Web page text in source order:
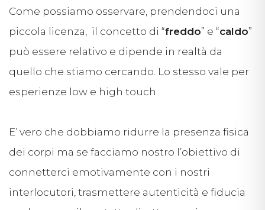
Come possiamo osservare, prendendoci una
piccola licenza, il concetto di “freddo” e “caldo”
può essere relativo e dipende in realtà da
quello che stiamo cercando. Lo stesso vale per
esperienze low e high touch.
E’ vero che dobbiamo ridurre la presenza fisica
dei corpi ma se facciamo nostro l’obiettivo di
connetterci emotivamente con i nostri
interlocutori, trasmettere autenticità e fiducia